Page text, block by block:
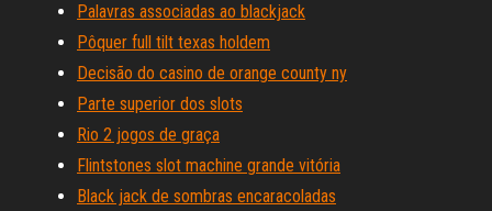
Palavras associadas ao blackjack
Pôquer full tilt texas holdem
Decisão do casino de orange county ny
Parte superior dos slots
Rio 2 jogos de graça
Flintstones slot machine grande vitória
Black jack de sombras encaracoladas